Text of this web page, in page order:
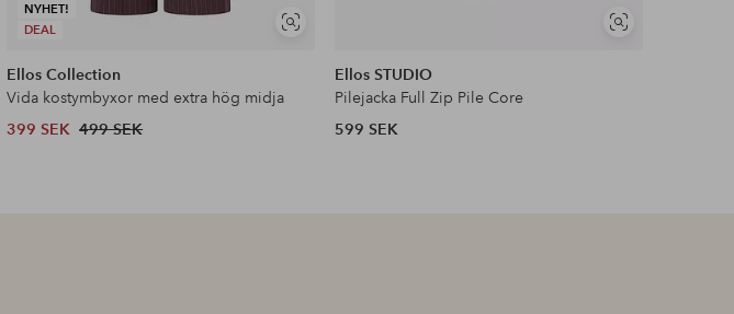
NYHET!
DEAL
Visa
Ellos Collection
Vida kostymbyxor med extra hög midja
399 SEK 499 SEK
Visa
Ellos STUDIO
Pilejacka Full Zip Pile Core
599 SEK